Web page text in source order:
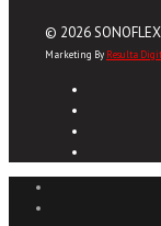
© 2026
Marketing By Resulta